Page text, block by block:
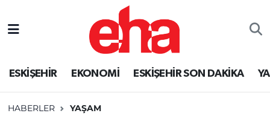
ESKİŞEHİR EKONOMİ ESKİŞEHİR SON DAKİKA
HABERLER YAŞAM